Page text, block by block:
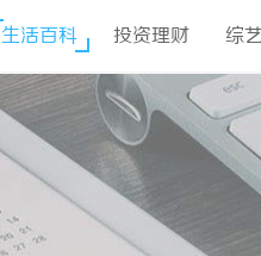
生活百科 投资理财 综